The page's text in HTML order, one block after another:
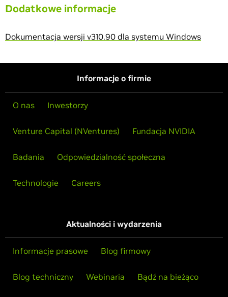
Dodatkowe informacje
Dokumentacja wersji v310.90 dla systemu Windows
Informacje o firmie
O nas Inwestorzy
Venture Capital (NVentures) Fundacja NVIDIA
Badania Odpowiedzialność społeczna
Technologie Careers
Aktualności i wydarzenia
Informacje prasowe Blog firmowy
Blog techniczny Webinaria Bądź na bieżąco